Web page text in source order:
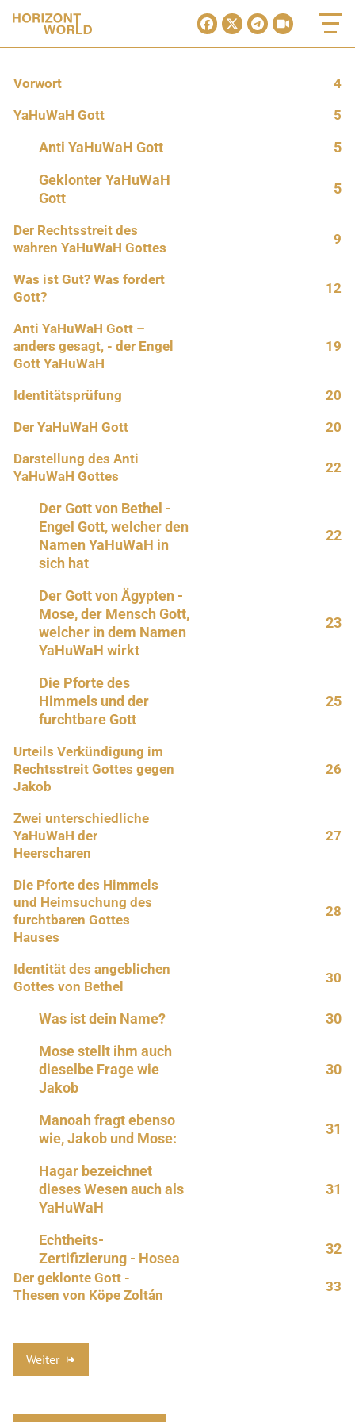
Vorwort
4
YaHuWaH Gott
5
Anti YaHuWaH Gott
5
Geklonter YaHuWaH
Gott
5
Der Rechtsstreit des
wahren YaHuWaH Gottes
9
Was ist Gut? Was fordert
Gott?
12
Anti YaHuWaH Gott –
anders gesagt, - der Engel
Gott YaHuWaH
19
Identitätsprüfung
20
Der YaHuWaH Gott
20
Darstellung des Anti
YaHuWaH Gottes
22
Der Gott von Bethel -
Engel Gott, welcher den
Namen YaHuWaH in
sich hat
22
Der Gott von Ägypten -
Mose, der Mensch Gott,
welcher in dem Namen
YaHuWaH wirkt
23
Die Pforte des
Himmels und der
furchtbare Gott
25
Urteils Verkündigung im
Rechtsstreit Gottes gegen
Jakob
26
Zwei unterschiedliche
YaHuWaH der
Heerscharen
27
Die Pforte des Himmels
und Heimsuchung des
furchtbaren Gottes
Hauses
28
Identität des angeblichen
Gottes von Bethel
30
Was ist dein Name?
30
Mose stellt ihm auch
dieselbe Frage wie
Jakob
30
Manoah fragt ebenso
wie, Jakob und Mose:
31
Hagar bezeichnet
dieses Wesen auch als
YaHuWaH
31
Echtheits-
Zertifizierung - Hosea
32
Der geklonte Gott -
Thesen von Köpe Zoltán
33
Weiter